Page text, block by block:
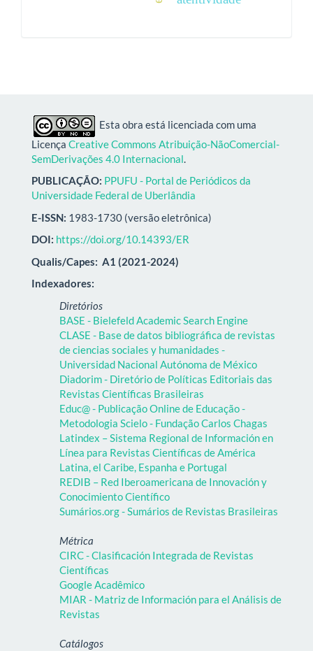
Esta obra está licenciada com uma
Licença Creative Commons Atribuição-NãoComercial-
SemDerivações 4.0 Internacional.
PUBLICAÇÃO: PPUFU - Portal de Periódicos da
Universidade Federal de Uberlândia
E-ISSN: 1983-1730 (versão eletrônica)
DOI: https://doi.org/10.14393/ER
Qualis/Capes: A1 (2021-2024)
Indexadores:
Diretórios
BASE - Bielefeld Academic Search Engine
CLASE - Base de datos bibliográfica de revistas
de ciencias sociales y humanidades -
Universidad Nacional Autónoma de México
Diadorim - Diretório de Políticas Editoriais das
Revistas Científicas Brasileiras
Educ@ - Publicação Online de Educação -
Metodologia Scielo - Fundação Carlos Chagas
Latindex – Sistema Regional de Información en
Línea para Revistas Científicas de América
Latina, el Caribe, Espanha e Portugal
REDIB – Red Iberoamericana de Innovación y
Conocimiento Científico
Sumários.org - Sumários de Revistas Brasileiras
Métrica
CIRC - Clasificación Integrada de Revistas
Científicas
Google Acadêmico
MIAR - Matriz de Información para el Análisis de
Revistas
Catálogos